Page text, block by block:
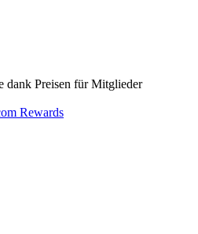
dank Preisen für Mitglieder
Rewards